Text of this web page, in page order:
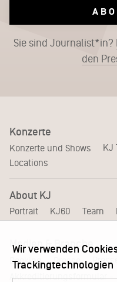
Sie sind Journalist*in?
den
Konzerte
Konzerte und Shows KJ
Locations
About KJ
Portrait KJ60 Team
Medien & Branche
Booking Presse
Akkreditierungsformular –
Wir verwenden
Trackingtechnologien